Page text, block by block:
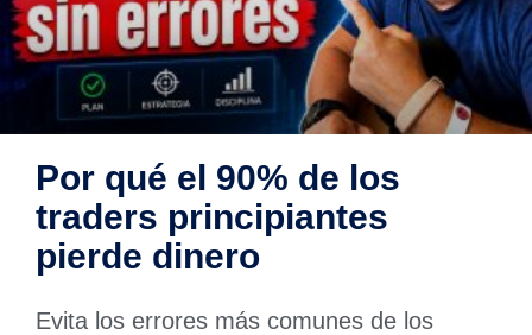
Por qué el 90% de los
traders principiantes
pierde dinero
Evita los errores más comunes de los